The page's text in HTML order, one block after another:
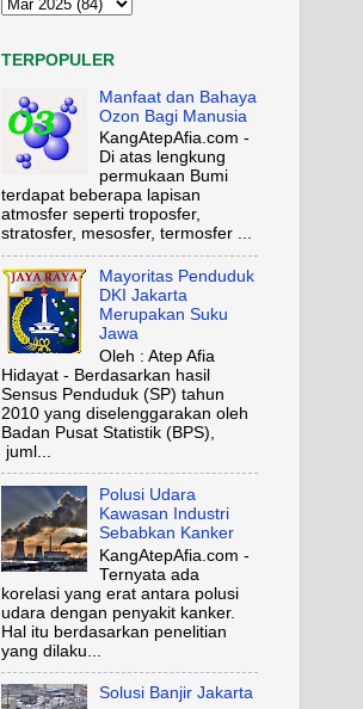
TERPOPULER
Manfaat dan Bahaya
Ozon Bagi Manusia
KangAtepAfia.com -
Di atas lengkung
permukaan Bumi
terdapat beberapa lapisan
atmosfer seperti troposfer,
stratosfer, mesosfer, termosfer ...
Mayoritas Penduduk
DKI Jakarta
Merupakan Suku
Jawa
Oleh : Atep Afia
Hidayat - Berdasarkan hasil
Sensus Penduduk (SP) tahun
2010 yang diselenggarakan oleh
Badan Pusat Statistik (BPS),
juml...
Polusi Udara
Kawasan Industri
Sebabkan Kanker
KangAtepAfia.com -
Ternyata ada
korelasi yang erat antara polusi
udara dengan penyakit kanker.
Hal itu berdasarkan penelitian
yang dilaku...
Solusi Banjir Jakarta